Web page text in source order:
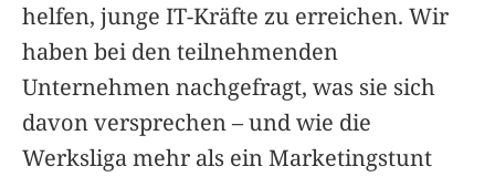
helfen, junge IT-Kräfte zu erreichen. Wir
haben bei den teilnehmenden
Unternehmen nachgefragt, was sie sich
davon versprechen – und wie die
Werksliga mehr als ein Marketingstunt